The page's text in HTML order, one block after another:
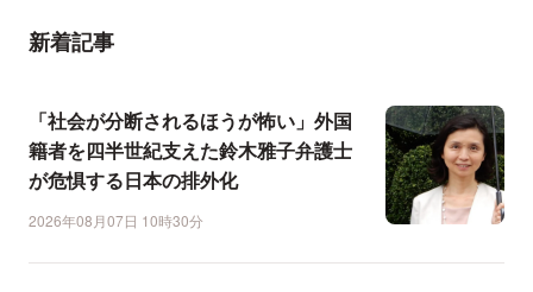
新着記事
「社会が分断されるほうが怖い」外国
籍者を四半世紀支えた鈴木雅子弁護士
が危惧する日本の排外化
2026年08月07日 10時30分